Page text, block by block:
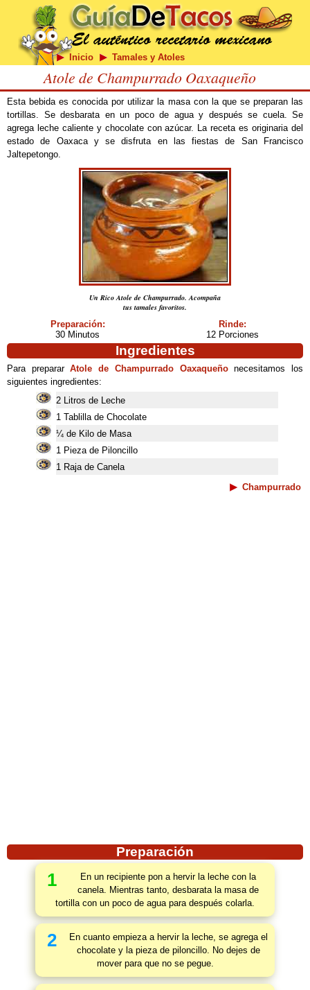
Inicio Tamales y Atoles
Atole de Champurrado Oaxaqueño
Esta bebida es conocida por utilizar la masa con la que se preparan las
tortillas. Se desbarata en un poco de agua y después se cuela. Se
agrega leche caliente y chocolate con azúcar. La receta es originaria del
estado de Oaxaca y se disfruta en las fiestas de San Francisco
Jaltepetongo.
Un Rico Atole de Champurrado. Acompaña
tus tamales favoritos.
Preparación:
30 Minutos
Rinde:
12 Porciones
Ingredientes
Para prepararAtole de Champurrado Oaxaqueñonecesitamos los
siguientes ingredientes:
2 Litros de Leche
1 Tablilla de Chocolate
¼ de Kilo de Masa
1 Pieza de Piloncillo
1 Raja de Canela
Champurrado
Preparación
1
En un recipiente pon a hervir la leche con la
canela. Mientras tanto, desbarata la masa de
tortilla con un poco de agua para después colarla.
2
En cuanto empieza a hervir la leche, se agrega el
chocolate y la pieza de piloncillo. No dejes de
mover para que no se pegue.